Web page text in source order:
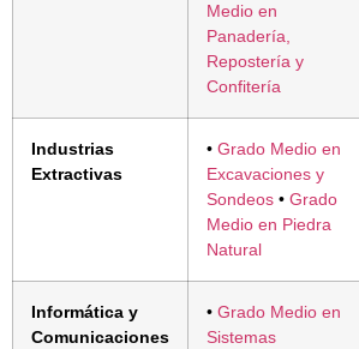
Medio en
Panadería,
Repostería y
Confitería
Industrias
Extractivas
• Grado Medio en
Excavaciones y
Sondeos • Grado
Medio en Piedra
Natural
Informática y
Comunicaciones
• Grado Medio en
Sistemas